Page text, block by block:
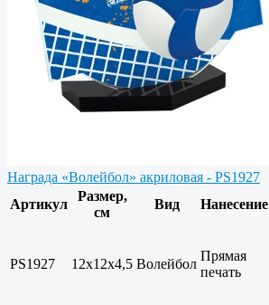
Награда «Волейбол» акриловая - PS1927
Артикул
Размер,
см
Вид Нанесение
PS1927 12х12х4,5 Волейбол
Прямая
печать